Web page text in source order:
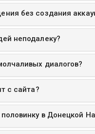
без создания
неподалеку?
диалогов?
с сайта?
в Донецкой